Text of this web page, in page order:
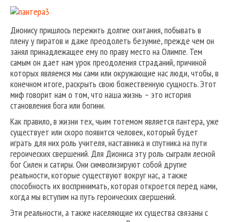
Дионису пришлось пережить долгие скитания, побывать в
плену у пиратов и даже преодолеть безумие, прежде чем он
занял принадлежащее ему по праву место на Олимпе. Тем
самым он дает нам урок преодоления страданий, причиной
которых являемся мы сами или окружающие нас люди, чтобы, в
конечном итоге, раскрыть свою божественную сущность. Этот
миф говорит нам о том, что наша жизнь – это история
становления бога или богини.
Как правило, в жизни тех, чьим тотемом является пантера, уже
существует или скоро появится человек, который будет
играть для них роль учителя, наставника и спутника на пути
героических свершений. Для Диониса эту роль сыграли лесной
бог Силен и сатиры. Они символизируют собой другие
реальности, которые существуют вокруг нас, а также
способность их воспринимать, которая откроется перед нами,
когда мы вступим на путь героических свершений.
Эти реальности, а также населяющие их существа связаны с